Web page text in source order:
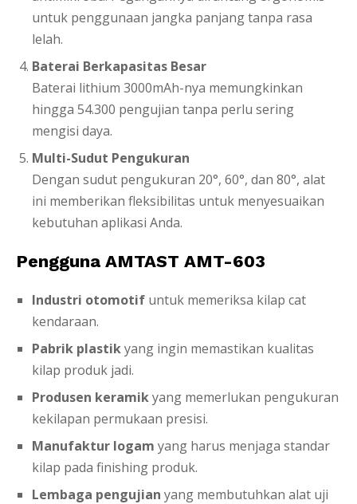
untuk penggunaan jangka panjang tanpa rasa
lelah.
Baterai Berkapasitas Besar
Baterai lithium 3000mAh-nya memungkinkan
hingga 54.300 pengujian tanpa perlu sering
mengisi daya.
Multi-Sudut Pengukuran
Dengan sudut pengukuran 20°, 60°, dan 80°, alat
ini memberikan fleksibilitas untuk menyesuaikan
kebutuhan aplikasi Anda.
Pengguna AMTAST AMT-603
Industri otomotif untuk memeriksa kilap cat
kendaraan.
Pabrik plastikyang ingin memastikan kualitas
kilap produk jadi.
Produsen keramikyang memerlukan pengukuran
kekilapan permukaan presisi.
Manufaktur logam yang harus menjaga standar
kilap pada finishing produk.
Lembaga pengujian yang membutuhkan alat uji